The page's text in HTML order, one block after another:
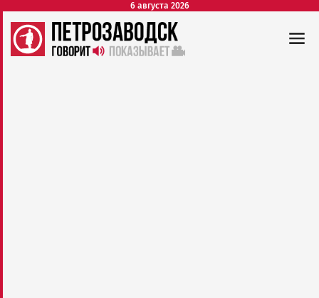
6 августа 2026